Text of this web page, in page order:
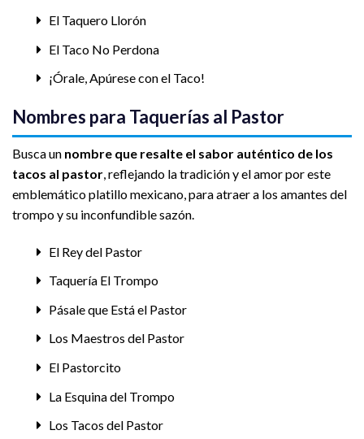
El Taquero Llorón
El Taco No Perdona
¡Órale, Apúrese con el Taco!
Nombres para Taquerías al Pastor
Busca un nombre que resalte el sabor auténtico de los
tacos al pastor, reflejando la tradición y el amor por este
emblemático platillo mexicano, para atraer a los amantes del
trompo y su inconfundible sazón.
El Rey del Pastor
Taquería El Trompo
Pásale que Está el Pastor
Los Maestros del Pastor
El Pastorcito
La Esquina del Trompo
Los Tacos del Pastor